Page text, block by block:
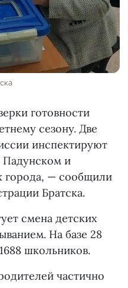
готовности
сезону. Две
инспектируют
Падунском и
города, — сообщили
Братска.
смена детских
На базе 28
школьников.
частично